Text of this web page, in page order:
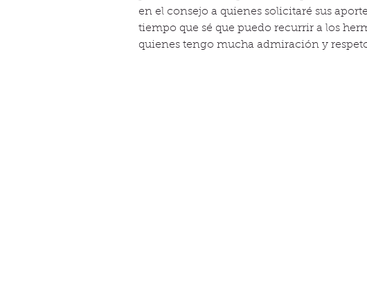
en el consejo a quienes solicitaré sus
tiempo que sé que puedo recurrir a los
quienes tengo mucha admiración y